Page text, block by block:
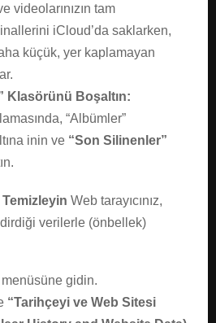
videolarınızın tam
iCloud’da saklarken,
küçük, yer kaplamayan
Klasörünü Boşaltın:
“Albümler”
inin ve “Son Silinenler”
Web tarayıcınız,
verilerle (önbellek)
menüsüne gidin.
“Tarihçeyi ve Web Sitesi